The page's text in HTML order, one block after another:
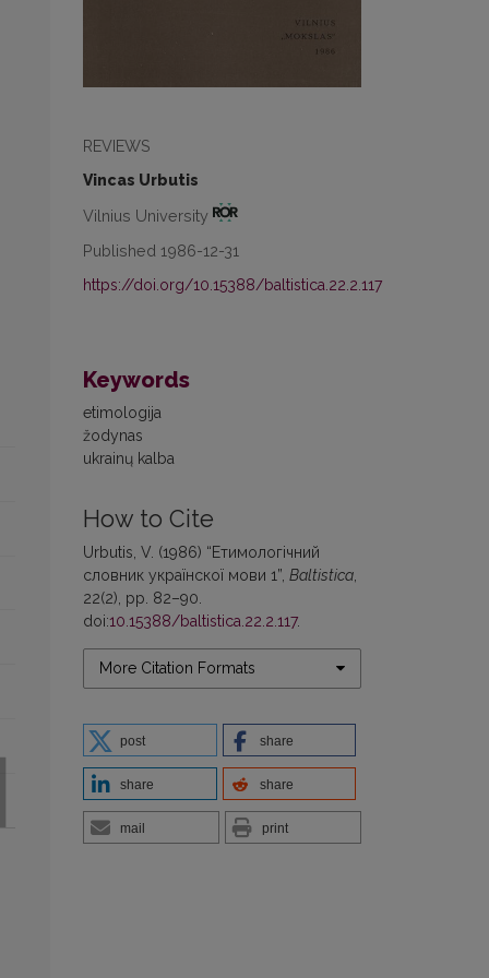
REVIEWS
Vincas Urbutis
Vilnius University
Published 1986-12-31
https://doi.org/10.15388/baltistica.22.2.117
Keywords
etimologija
žodynas
ukrainų kalba
How to Cite
Urbutis, V. (1986) “Етимологічний
словник українскої мови 1”, Baltistica
22(2), pp. 82–90.
doi:10.15388/baltistica.22.2.117.
More Citation Formats
post share
share share
mail print